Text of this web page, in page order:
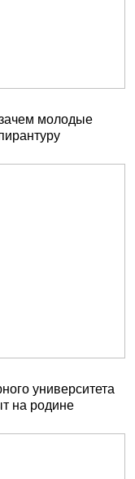
молодые
университета
на родине